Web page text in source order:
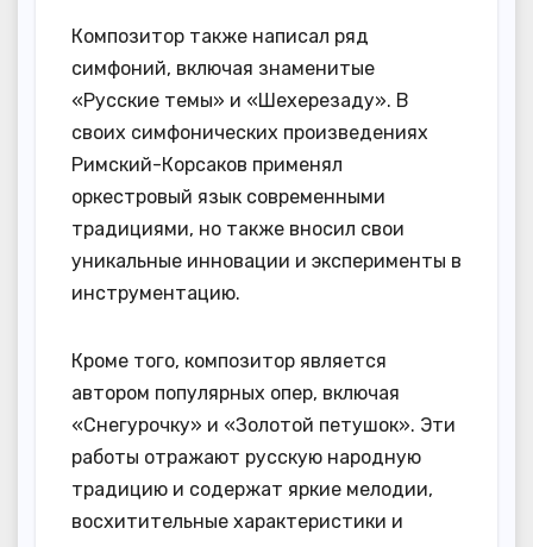
Композитор также написал ряд
симфоний, включая знаменитые
«Русские темы» и «Шехерезаду». В
своих симфонических произведениях
Римский-Корсаков применял
оркестровый язык современными
традициями, но также вносил свои
уникальные инновации и эксперименты в
инструментацию.
Кроме того, композитор является
автором популярных опер, включая
«Снегурочку» и «Золотой петушок». Эти
работы отражают русскую народную
традицию и содержат яркие мелодии,
восхитительные характеристики и